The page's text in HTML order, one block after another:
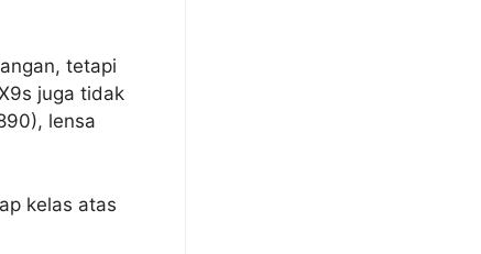
tetapi
juga tidak
lensa
kelas atas